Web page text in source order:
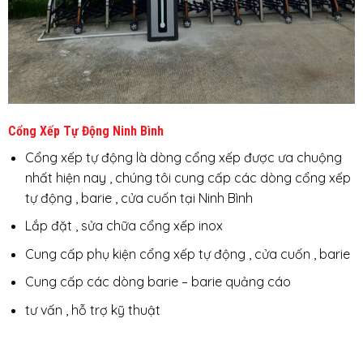
Cổng Xếp Tự Động Ninh Bình
Cổng xếp tự động là dòng cổng xếp được ưa chuộng
nhất hiện nay , chúng tôi cung cấp các dòng cổng xếp
tự động , barie , cửa cuốn tại Ninh Bình
Lắp đặt , sửa chữa cổng xếp inox
Cung cấp phụ kiện cổng xếp tự động , cửa cuốn , barie
Cung cấp các dòng barie – barie quảng cáo
tư vấn , hỗ trợ kỹ thuật